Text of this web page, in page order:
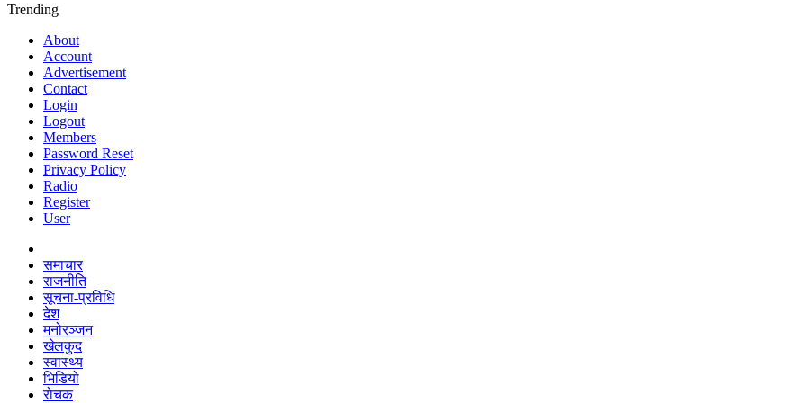
Trending
About
Account
Advertisement
Contact
Login
Logout
Members
Password Reset
Privacy Policy
Radio
Register
User
समाचार
राजनीति
सूचना-प्रविधि
देश
मनोरञ्जन
खेलकुद
स्वास्थ्य
भिडियो
रोचक